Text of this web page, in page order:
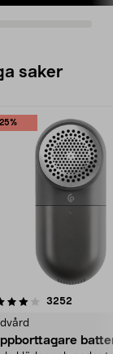
saker
3252
4.5av 5 stjärnor